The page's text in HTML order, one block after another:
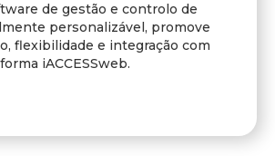
de gestão e controlo de
personalizável, promove
flexibilidade e integração com
iACCESSweb.